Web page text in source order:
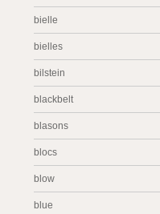
bielle
bielles
bilstein
blackbelt
blasons
blocs
blow
blue